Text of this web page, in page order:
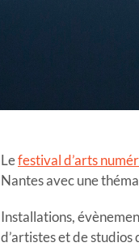
Lefestival d’arts
Nantes avec une
Installations,
d’artistes et de